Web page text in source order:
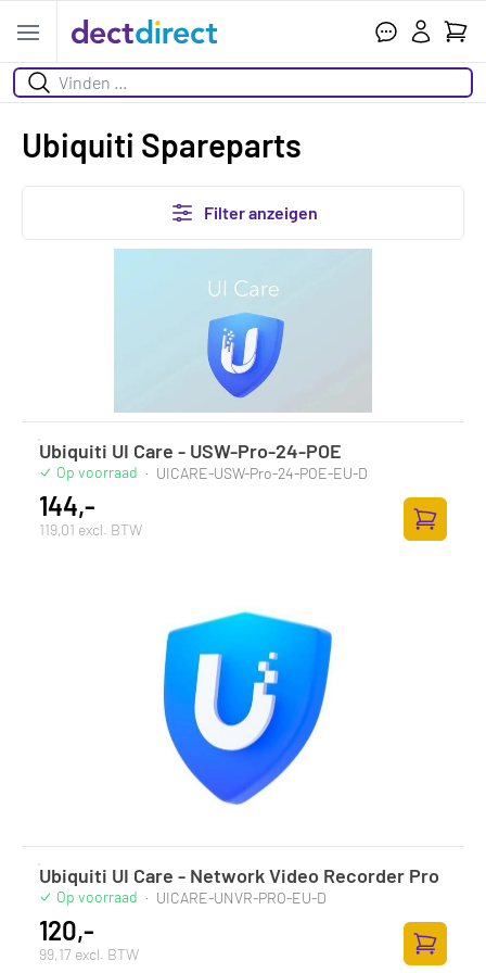
Open menu
Suchen
Ihr
Ubiquiti Spareparts
Filter anzeigen
Ubiquiti UI Care - USW-Pro-24-POE
Op voorraad · UICARE-USW-Pro-24-POE-EU-D
144,-
119,01 excl. BTW
Zum
Ubiquiti UI Care - Network Video Recorder Pro
Op voorraad · UICARE-UNVR-PRO-EU-D
120,-
99,17 excl. BTW
Zum